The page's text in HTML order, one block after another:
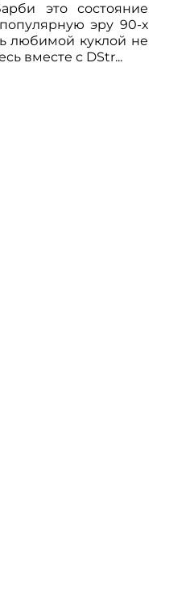
это состояние
эру 90-х
любимой куклой не
вместе с DStr...